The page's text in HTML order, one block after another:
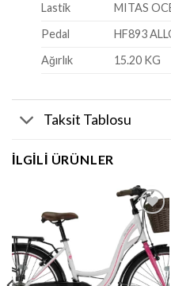
Lastik
MITAS
Pedal
HF893
Ağırlık
15.20 KG
Taksit Tablosu
İLGILI ÜRÜNLER
Favorilere
Ekle